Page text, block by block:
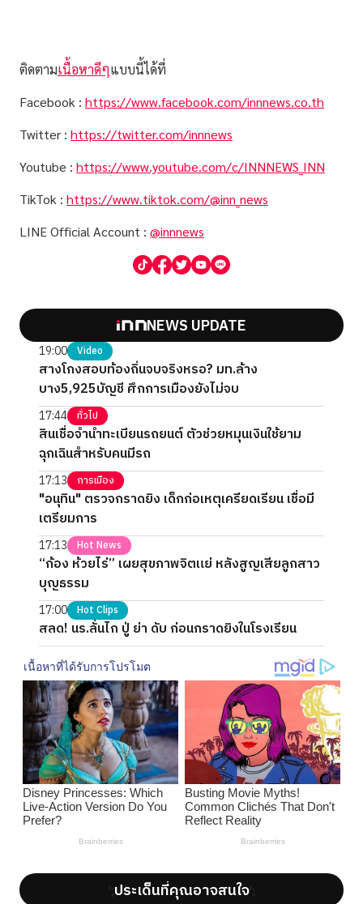
ติดตามเนื้อหาดีๆแบบนี้ได้ที่
Facebook : https://www.facebook.com/innnews.co.th
Twitter : https://twitter.com/innnews
Youtube : https://www.youtube.com/c/INNNEWS_INN
TikTok : https://www.tiktok.com/@inn_news
LINE Official Account : @innnews
NEWS UPDATE
19:00 Video
สางโกงสอบท้องถิ่นจบจริงหรอ? มท.ล้าง
บาง5,925บัญชี ศึกการเมืองยังไม่จบ
17:44 ทั่วไป
สินเชื่อจำนำทะเบียนรถยนต์ ตัวช่วยหมุนเงินใช้ยาม
ฉุกเฉินสำหรับคนมีรถ
17:13 การเมือง
"อนุทิน" ตรวจกราดยิง เด็กก่อเหตุเครียดเรียน เชื่อมี
เตรียมการ
17:13 Hot News
“ก้อง ห้วยไร่” เผยสุขภาพจิตแย่ หลังสูญเสียลูกสาว
บุญธรรม
17:00 Hot Clips
สลด! นร.ลั่นไก ปู่ ย่า ดับ ก่อนกราดยิงในโรงเรียน
';ประเด็นที่คุณอาจสนใจ';